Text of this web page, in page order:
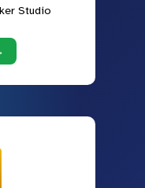
Studio